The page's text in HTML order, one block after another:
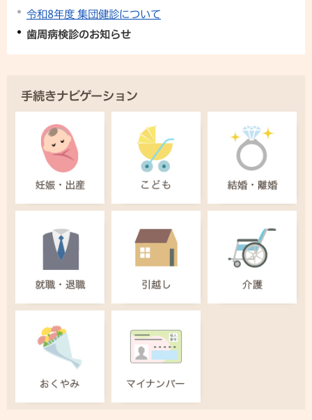
令和8年度 集団健診について
歯周病検診のお知らせ
手続きナビゲーション